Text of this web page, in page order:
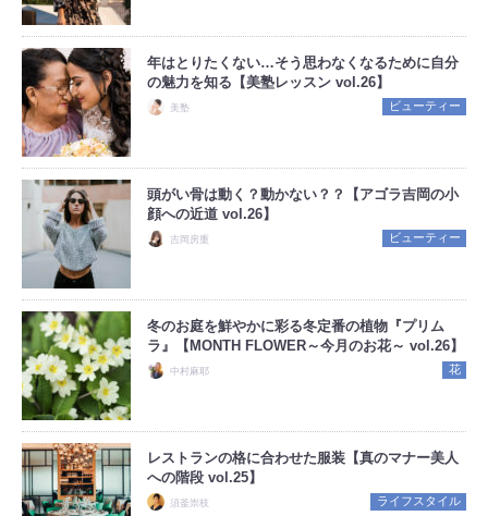
年はとりたくない…そう思わなくなるために自分
の魅力を知る【美塾レッスン vol.26】
美塾 ビューティー
頭がい骨は動く？動かない？？【アゴラ吉岡の小
顔への近道 vol.26】
吉岡房重 ビューティー
冬のお庭を鮮やかに彩る冬定番の植物『プリム
ラ』【MONTH FLOWER～今月のお花～ vol.26】
中村麻耶 花
レストランの格に合わせた服装【真のマナー美人
への階段 vol.25】
須釜崇枝 ライフスタイル